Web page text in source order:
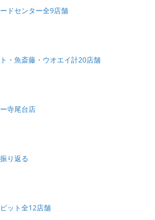
ドセンター全9店舗
・魚斎藤・ウオエイ計20店舗
寺尾台店
り返る
ット全12店舗